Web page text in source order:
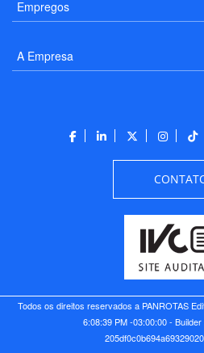
A Empresa